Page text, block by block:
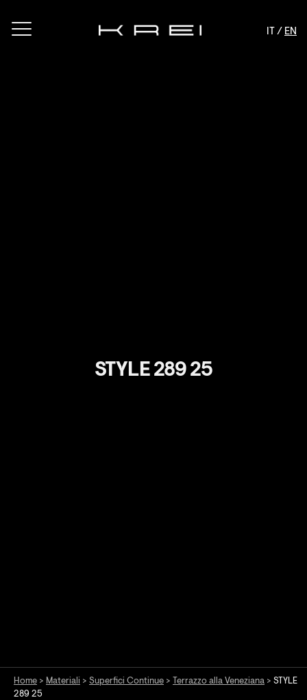
IT / EN
STYLE 289 25
Home > Materiali > Superfici Continue > Terrazzo alla Veneziana > STYLE
289 25